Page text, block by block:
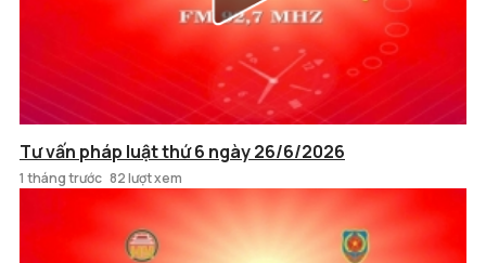
Tư vấn pháp luật thứ 6 ngày 26/6/2026
1 tháng trước 82 lượt xem